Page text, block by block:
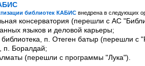
библиотек КАБИС внедрена в следующих
консерватория (перешли с АС
языков и деловой карьеры;
п. Отеген батыр (перешли с
п. Боралдай;
(перешли с программы "Лука").